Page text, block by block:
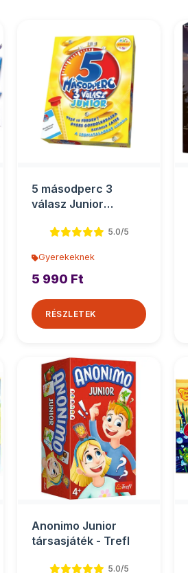
5 másodperc 3
válasz Junior
5.0/5
Gyerekeknek
5 990 Ft
RÉSZLETEK
Anonimo Junior
társasjáték - Trefl
5.0/5